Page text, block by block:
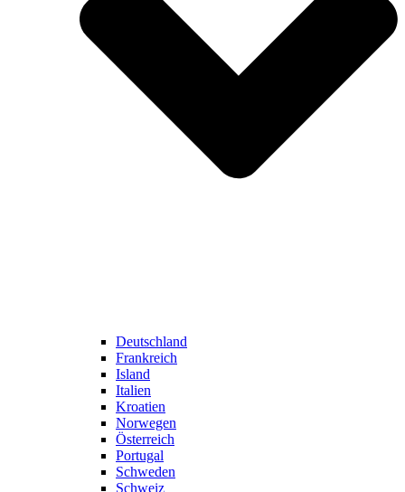
Deutschland
Frankreich
Island
Italien
Kroatien
Norwegen
Österreich
Portugal
Schweden
Schweiz